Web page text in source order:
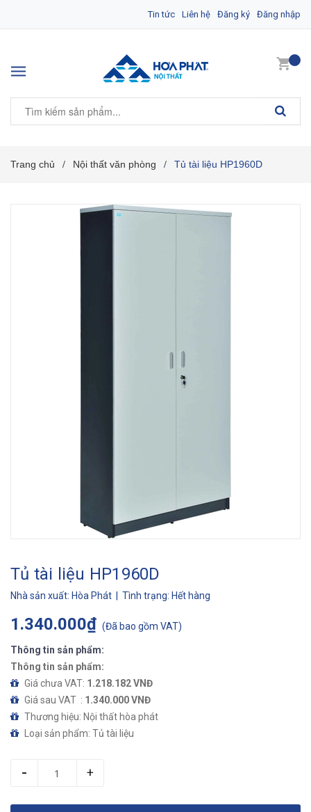
Tin tức Liên hệ Đăng ký Đăng nhập
Trang chủ / Nội thất văn phòng / Tủ tài liệu HP1960D
Tủ tài liệu HP1960D
Nhà sản xuất: Hòa Phát | Tình trạng: Hết hàng
1.340.000₫ (Đã bao gồm VAT)
Thông tin sản phẩm:
Thông tin sản phẩm:
Giá chưa VAT: 1.218.182 VNĐ
Giá sau VAT : 1.340.000 VNĐ
Thương hiệu: Nội thất hòa phát
Loại sản phẩm: Tủ tài liệu
- +